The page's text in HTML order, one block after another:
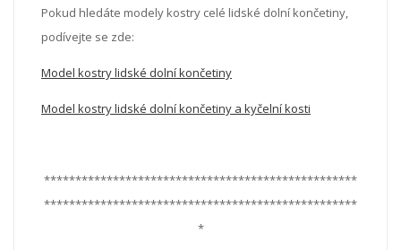
Pokud hledáte modely kostry celé lidské dolní končetiny,
podívejte se zde:
Model kostry lidské dolní končetiny
Model kostry lidské dolní končetiny a kyčelní kosti
**************************************************
**************************************************
*